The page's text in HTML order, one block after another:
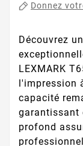
Donnez
Découvrez
LEXMARK
l'impression
capacité
garantissant
profond